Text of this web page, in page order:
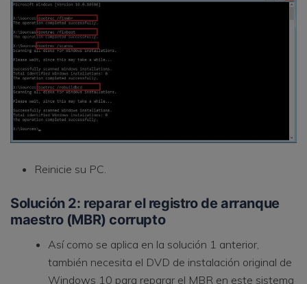
Reinicie su PC.
Solución 2: reparar el registro de arranque
maestro (MBR) corrupto
Así como se aplica en la solución 1 anterior,
también necesita el DVD de instalación original de
Windows 10 para reparar el MBR en este sistema